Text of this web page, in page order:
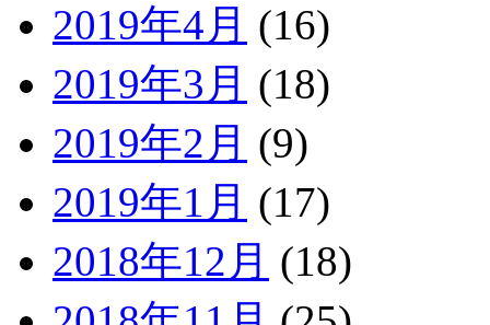
2019年4月 (16)
2019年3月 (18)
2019年2月 (9)
2019年1月 (17)
2018年12月 (18)